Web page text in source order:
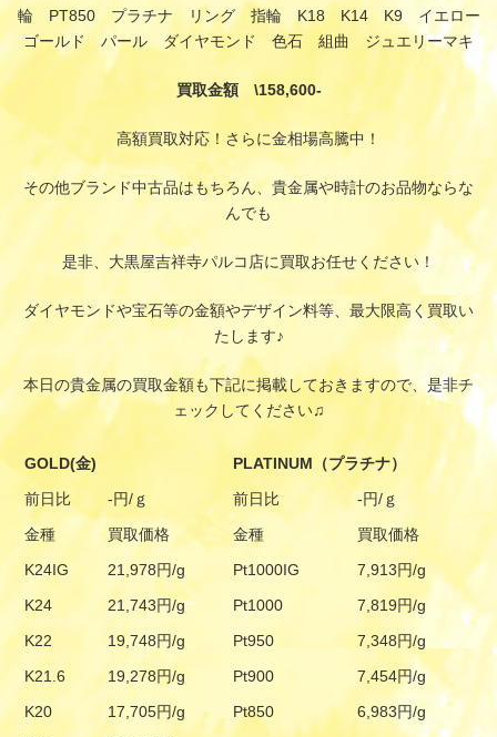
輪 PT850 プラチナ リング 指輪 K18 K14 K9 イエロー
ゴールド パール ダイヤモンド 色石 組曲 ジュエリーマキ
買取金額 \158,600-
高額買取対応！さらに金相場高騰中！
その他ブランド中古品はもちろん、貴金属や時計のお品物ならな
んでも
是非、大黒屋吉祥寺パルコ店に買取お任せください！
ダイヤモンドや宝石等の金額やデザイン料等、最大限高く買取い
たします♪
本日の貴金属の買取金額も下記に掲載しておきますので、是非チ
ェックしてください♫
GOLD(金)
PLATINUM（プラチナ）
前日比
-円/ｇ 前日比
-円/ｇ
金種
買取価格 金種
買取価格
K24IG
21,978円/g Pt1000IG
7,913円/g
K24
21,743円/g Pt1000
7,819円/g
K22
19,748円/g Pt950
7,348円/g
K21.6
19,278円/g Pt900
7,454円/g
K20
17,705円/g Pt850
6,983円/g